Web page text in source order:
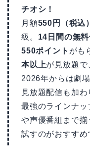
チオシ！
月額550円（税込）
級。 14日間の無
550ポイント がも
本以上が見放題で
2026年からは劇
見放題配信も加
最強のラインナ
や声優番組まで
試すのがおすすめ